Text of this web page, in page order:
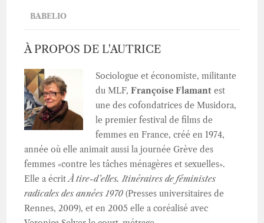
BABELIO
À PROPOS DE L'AUTRICE
Sociologue et économiste, militante
du MLF,Françoise Flamant est
une des cofondatrices de Musidora,
le premier festival de films de
femmes en France, créé en 1974,
année où elle animait aussi la journée Grève des
femmes «contre les tâches ménagères et sexuelles».
Elle a écritÀ tire-d’elles. Itinéraires de féministes
radicales des années 1970 (Presses universitaires de
Rennes, 2009), et en 2005 elle a coréalisé avec